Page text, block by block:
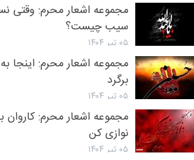
مجموعه اشعار محرم: وقتی
سیب چیست؟
۰۵ تیر ۱۴۰۴
مجموعه اشعار محرم: اینجا
برگرد
۰۵ تیر ۱۴۰۴
مجموعه اشعار محرم: کاروان
نوازی کن
۰۵ تیر ۱۴۰۴